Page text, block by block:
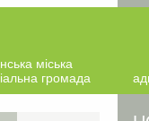
міська
громада